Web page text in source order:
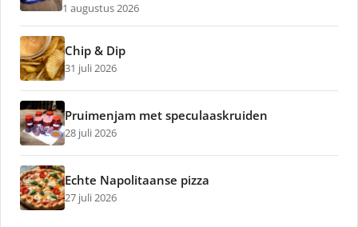
1 augustus 2026
Chip & Dip
31 juli 2026
Pruimenjam met speculaaskruiden
28 juli 2026
Echte Napolitaanse pizza
27 juli 2026